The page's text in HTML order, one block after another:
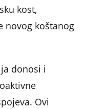
kost,
novog koštanog
donosi i
Ovi